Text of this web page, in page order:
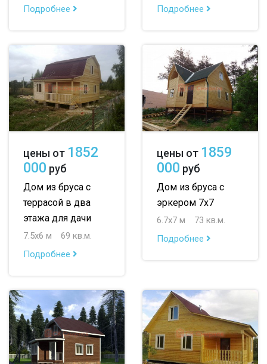
Подробнее Подробнее
цены от 1852
000 руб
Дом из бруса с
террасой в два
этажа для дачи
7.5х6 м
69 кв.м.
Подробнее
цены от 1859
000 руб
Дом из бруса с
эркером 7х7
6.7х7 м
73 кв.м.
Подробнее